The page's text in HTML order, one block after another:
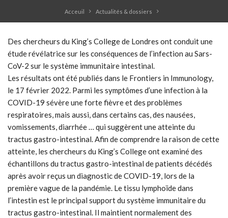
Acceuil Actualités & dossiers
Des chercheurs du King’s College de Londres ont conduit une
étude révélatrice sur les conséquences de l’infection au Sars-
CoV-2 sur le système immunitaire intestinal.
Les résultats ont été publiés dans le Frontiers in Immunology,
le 17 février 2022. Parmi les symptômes d’une infection à la
COVID-19 sévère une forte fièvre et des problèmes
respiratoires, mais aussi, dans certains cas, des nausées,
vomissements, diarrhée … qui suggèrent une atteinte du
tractus gastro-intestinal. Afin de comprendre la raison de cette
atteinte, les chercheurs du King’s College ont examiné des
échantillons du tractus gastro-intestinal de patients décédés
après avoir reçus un diagnostic de COVID-19, lors de la
première vague de la pandémie. Le tissu lymphoïde dans
l’intestin est le principal support du système immunitaire du
tractus gastro-intestinal. Il maintient normalement des